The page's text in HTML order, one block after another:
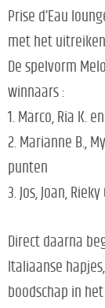
Prise d’Eau
met het
De spelvorm
winnaars :
1. Marco, Ria K.
2. Marianne B.,
punten
3. Jos, Joan,
Direct daarna
Italiaanse
boodschap in